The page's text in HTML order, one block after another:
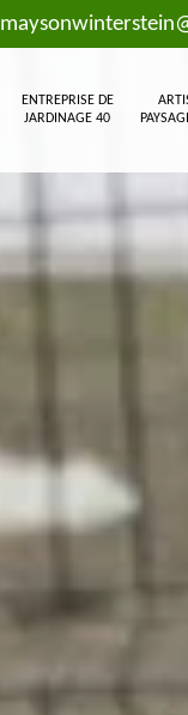
ENTREPRISE DE
JARDINAGE 40